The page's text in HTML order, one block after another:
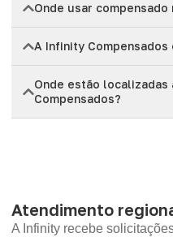
Onde usar
A Infinity Compensados
Onde estão
Compensados?
Atendimento
A Infinity recebe